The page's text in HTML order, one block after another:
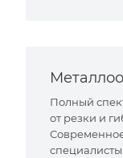
Полный
от резки и